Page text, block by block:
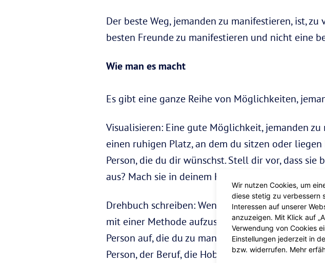
Der beste Weg, jemanden zu manifestieren, ist,
besten Freunde zu manifestieren und nicht eine
Wie man es macht
Es gibt eine ganze Reihe von Möglichkeiten,
Visualisieren: Eine gute Möglichkeit, jemanden
einen ruhigen Platz, an dem du sitzen oder
Person, die du dir wünschst. Stell dir vor, dass sie
aus? Mach sie in deinem Kopf so real wie möglich.
Drehbuch schreiben: Wenn du nicht gut im
mit einer Methode aufzuschreiben, die man
Person auf, die du zu manifestieren versuchst.
Person, der Beruf, die Hobbys und sogar, wie
Wir nutzen Cookies, um
diese stetig zu verbessern
Interessen auf unserer
anzuzeigen. Mit Klick auf
Verwendung von Cookies
Einstellungen jederzeit in
bzw. widerrufen. Mehr